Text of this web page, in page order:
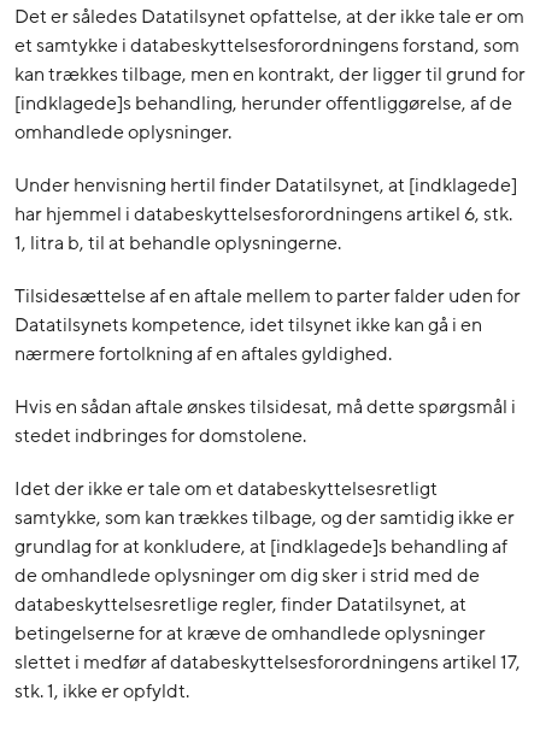
Det er således Datatilsynet opfattelse, at der ikke tale er om
et samtykke i databeskyttelsesforordningens forstand, som
kan trækkes tilbage, men en kontrakt, der ligger til grund for
[indklagede]s behandling, herunder offentliggørelse, af de
omhandlede oplysninger.
Under henvisning hertil finder Datatilsynet, at [indklagede]
har hjemmel i databeskyttelsesforordningens artikel 6, stk.
1, litra b, til at behandle oplysningerne.
Tilsidesættelse af en aftale mellem to parter falder uden for
Datatilsynets kompetence, idet tilsynet ikke kan gå i en
nærmere fortolkning af en aftales gyldighed.
Hvis en sådan aftale ønskes tilsidesat, må dette spørgsmål i
stedet indbringes for domstolene.
Idet der ikke er tale om et databeskyttelsesretligt
samtykke, som kan trækkes tilbage, og der samtidig ikke er
grundlag for at konkludere, at [indklagede]s behandling af
de omhandlede oplysninger om dig sker i strid med de
databeskyttelsesretlige regler, finder Datatilsynet, at
betingelserne for at kræve de omhandlede oplysninger
slettet i medfør af databeskyttelsesforordningens artikel 17,
stk. 1, ikke er opfyldt.